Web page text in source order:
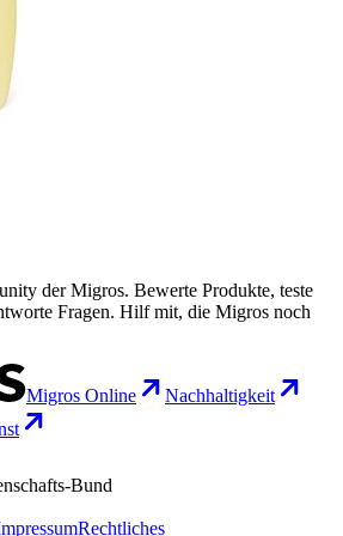
der Migros. Bewerte Produkte, teste
Fragen. Hilf mit, die Migros noch
Migros Online
Nachhaltigkeit
Bund
Rechtliches